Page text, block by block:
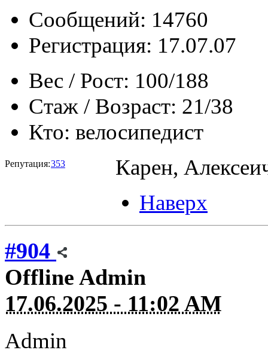
Сообщений: 14760
Регистрация: 17.07.07
Вес / Рост: 100/188
Стаж / Возраст: 21/38
Кто: велосипедист
Репутация:353
Карен,
Наверх
#904
Offline Admin
17.06.2025 - 11:02 AM
Admin